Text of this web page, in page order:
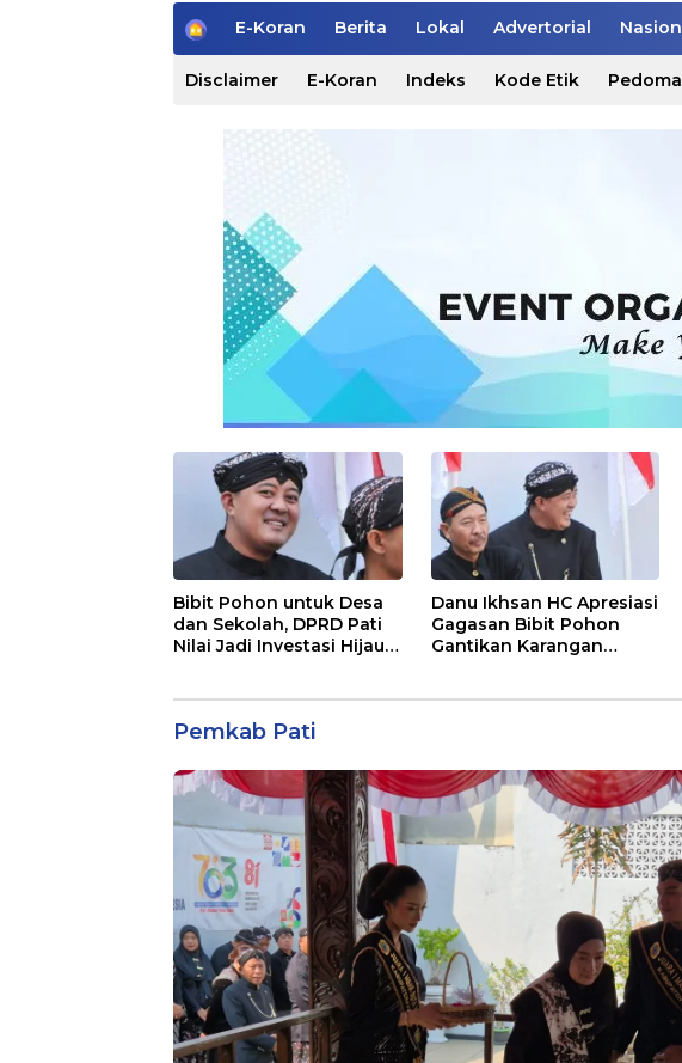
H
e
E-Koran Berita Lokal Advertorial
Disclaimer E-Koran Indeks Kode Etik
Bibit Pohon untuk Desa
dan Sekolah, DPRD Pati
Nilai Jadi Investasi Hijau
Danu Ikhsan HC Apresiasi
Gagasan Bibit Pohon
Gantikan Karangan
Pemkab Pati